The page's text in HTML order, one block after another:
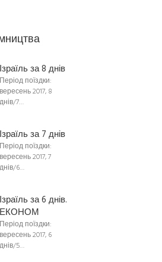
Ізраїль за 8 днів
Період поїздки:
вересень 2017, 8
днів/7…
Ізраїль за 7 днів
Період поїздки:
вересень 2017, 7
днів/6…
Ізраїль за 6 днів.
ЕКОНОМ
Період поїздки:
вересень 2017, 6
днів/5…